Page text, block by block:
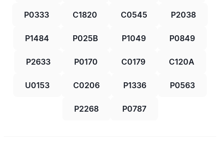
P0333 C1820 C0545 P2038
P1484 P025B P1049 P0849
P2633 P0170 C0179 C120A
U0153 C0206 P1336 P0563
P2268 P0787